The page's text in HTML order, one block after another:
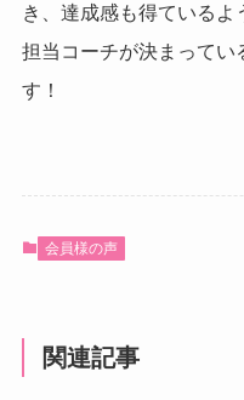
き、達成感も得ているよ
担当コーチが決まってい
す！
会員様の声
関連記事